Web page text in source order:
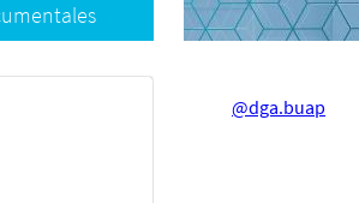
BUAP
@dga.buap